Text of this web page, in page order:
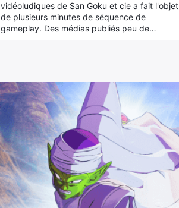
vidéoludiques de San Goku et cie a fait l'objet
de plusieurs minutes de séquence de
gameplay. Des médias publiés peu de…